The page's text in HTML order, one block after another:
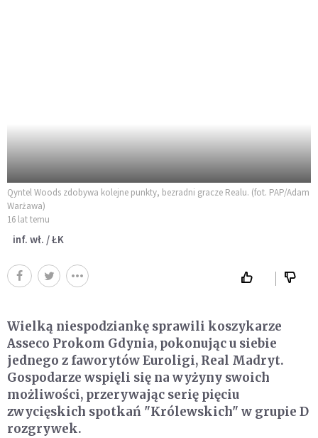
Qyntel Woods zdobywa kolejne punkty, bezradni gracze Realu. (fot. PAP/Adam
Warżawa)
16 lat temu
inf. wł. / ŁK
Wielką niespodziankę sprawili koszykarze
Asseco Prokom Gdynia, pokonując u siebie
jednego z faworytów Euroligi, Real Madryt.
Gospodarze wspięli się na wyżyny swoich
możliwości, przerywając serię pięciu
zwycięskich spotkań "Królewskich" w grupie D
rozgrywek.